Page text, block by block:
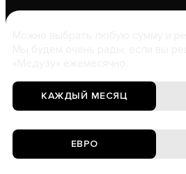
КАЖДЫЙ МЕСЯЦ
ЕВРО